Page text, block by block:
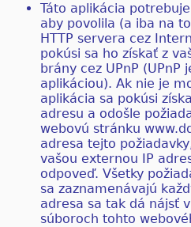
Táto aplikácia
aby povolila (a iba na
HTTP servera cez
pokúsi sa ho získať z
brány cez UPnP (UPnP
aplikáciou). Ak nie je
aplikácia sa pokúsi
adresu a odošle
webovú stránku
adresa tejto
vašou externou IP
odpoveď. Všetky
sa zaznamenávajú
adresa sa tak dá nájsť
súboroch tohto